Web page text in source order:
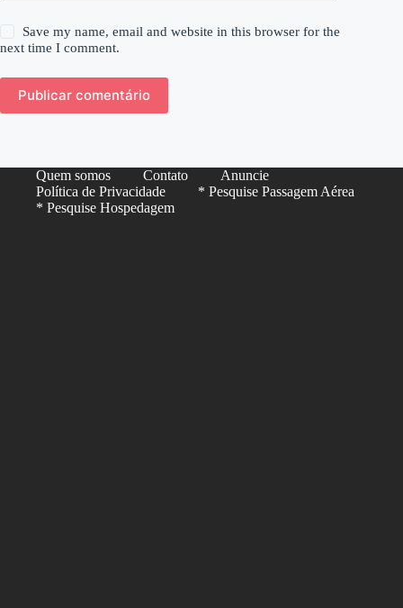
Save my name, email and website in this browser for the
next time I comment.
Publicar comentário
Quem somos Contato
Anuncie
Política de Privacidade
* Pesquise Passagem Aérea
* Pesquise Hospedagem